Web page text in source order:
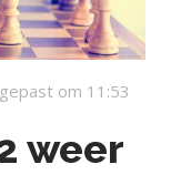
om 11:53
weer